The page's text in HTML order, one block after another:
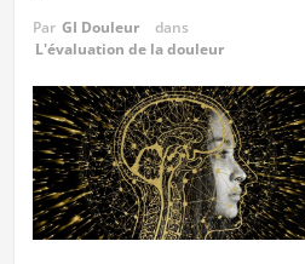
Par GI Douleur
dans
L'évaluation de la douleur